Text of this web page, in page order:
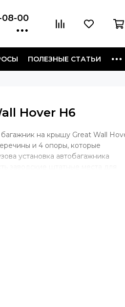
08-00
ПОЛЕЗНЫЕ СТАТЬИ
Hover H6
на крышу Great Wall
и 4 опоры, которые
установка автобагажника
заводские штатные места для
именно такой тип крепления. В